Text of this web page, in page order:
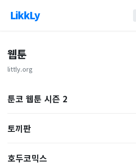
LikkLy
웹툰
littly.org
툰코 웹툰 시즌 2
토끼판
호두코믹스